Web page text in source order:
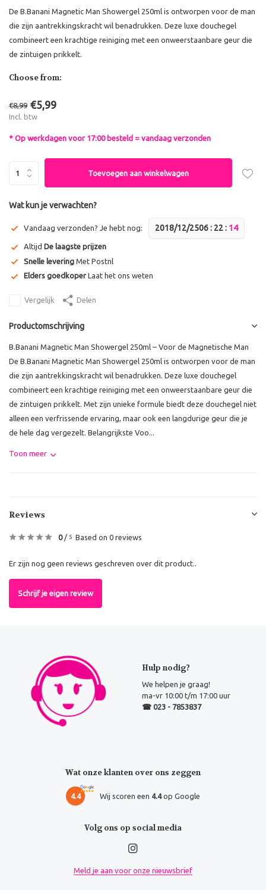
De B.Banani Magnetic Man Showergel 250ml is ontworpen voor de man
die zijn aantrekkingskracht wil benadrukken. Deze luxe douchegel
combineert een krachtige reiniging met een onweerstaanbare geur die
de zintuigen prikkelt.
Choose from:
€8,99 €5,99
Incl. btw
* Op werkdagen voor 17:00 besteld = vandaag verzonden
Toevoegen aan winkelwagen
Wat kun je verwachten?
Vandaag verzonden? Je hebt nog: 2018/12/2506: 22: 14
Altijd De laagste prijzen
Snelle levering Met Postnl
Elders goedkoper Laat het ons weten
Vergelijk Delen
Productomschrijving
B.Banani Magnetic Man Showergel 250ml – Voor de Magnetische Man
De B.Banani Magnetic Man Showergel 250ml is ontworpen voor de man
die zijn aantrekkingskracht wil benadrukken. Deze luxe douchegel
combineert een krachtige reiniging met een onweerstaanbare geur die
de zintuigen prikkelt. Met zijn unieke formule biedt deze douchegel niet
alleen een verfrissende ervaring, maar ook een langdurige geur die je
de hele dag vergezelt. Belangrijkste Voo...
Toon meer
Reviews
0/ 5 Based on 0 reviews
Er zijn nog geen reviews geschreven over dit product..
Schrijf je eigen review
Hulp nodig?
We helpen je graag!
ma-vr 10:00 t/m 17:00 uur
☎ 023 - 7853837
Wat onze klanten over ons zeggen
4.4 Wij scoren een 4.4op Google
Volg ons op social media
Meld je aan voor onze nieuwsbrief